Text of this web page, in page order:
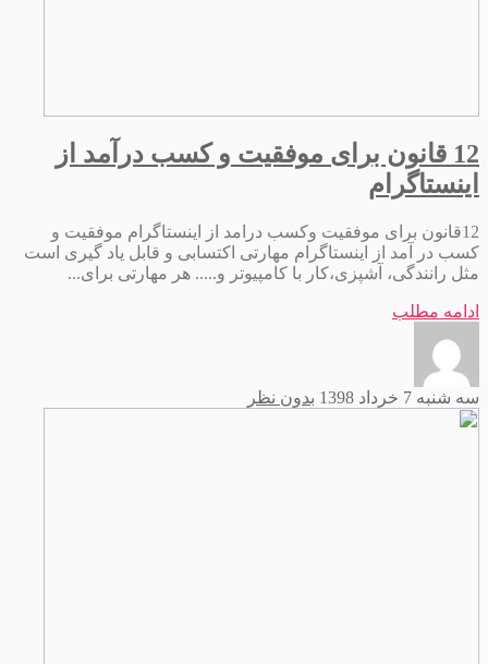
12 قانون برای موفقیت و کسب درآمد از
اینستاگرام
12قانون برای موفقیت وکسب درامد از اینستاگرام موفقیت و
کسب در آمد از اینستاگرام مهارتی اکتسابی و قابل یاد گیری است
مثل رانندگی، آشپزی،کار با کامپیوتر و..... هر مهارتی برای...
ادامه مطلب
سه شنبه 7 خرداد 1398 بدون نظر